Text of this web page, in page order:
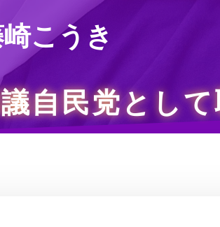
こうき
自民党とし